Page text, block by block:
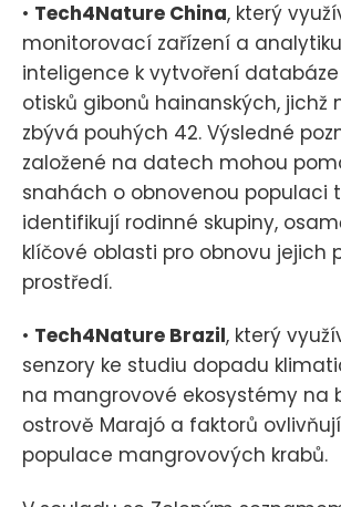
• Tech4Nature China, který
monitorovací zařízení a
inteligence k vytvoření
otisků gibonů hainanských, jichž
zbývá pouhých 42. Výsledné
založené na datech mohou
snahách o obnovenou populaci
identifikují rodinné skupiny,
klíčové oblasti pro obnovu jejich
prostředí.
• Tech4Nature Brazil, který
senzory ke studiu dopadu
na mangrovové ekosystémy na
ostrově Marajó a faktorů
populace mangrovových krabů.